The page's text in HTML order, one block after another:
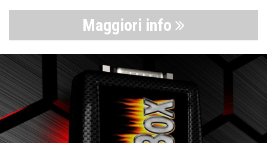
Maggiori info